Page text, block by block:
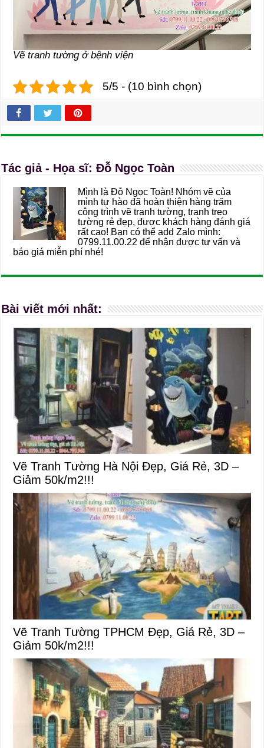
Vẽ tranh tường ở bệnh viện
5/5 - (10 bình chọn)
Tác giả - Họa sĩ: Đỗ Ngọc Toàn
Mình là Đỗ Ngọc Toàn! Nhóm vẽ của
mình tự hào đã hoàn thiện hàng trăm
công trình vẽ tranh tường, tranh treo
tường rẻ đẹp, được khách hàng đánh giá
rất cao! Bạn có thể add Zalo mình:
0799.11.00.22 để nhận được tư vấn và
báo giá miễn phí nhé!
Bài viết mới nhất:
Vẽ Tranh Tường Hà Nội Đẹp, Giá Rẻ, 3D –
Giảm 50k/m2!!!
Vẽ Tranh Tường TPHCM Đẹp, Giá Rẻ, 3D –
Giảm 50k/m2!!!